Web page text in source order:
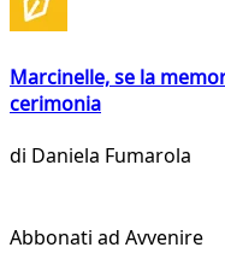
Marcinelle, se la
cerimonia
di Daniela Fumarola
Abbonati ad Avvenire